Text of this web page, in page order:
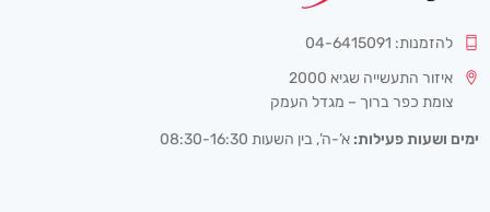
להזמנות: 04-6415091
איזור התעשייה שגיא 2000
צומת כפר ברוך – מגדל העמק
ימים ושעות פעילות: א’-ה’, בין השעות 08:30-16:30